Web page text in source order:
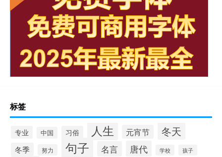
标签
专业 中国 习俗 人生 元宵节 冬天
冬季 努力 句子 名言 唐代 学校 孩子